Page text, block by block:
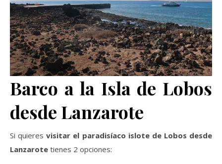
Barco a la Isla de Lobos
desde Lanzarote
Si quieresvisitar el paradisíaco islote de Lobos desde
Lanzarote tienes 2 opciones: